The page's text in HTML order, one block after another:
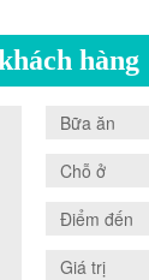
hàng
0.0Bữa ăn
0.0
Chỗ ở
0.0
Điểm đến
0.0
Giá trị